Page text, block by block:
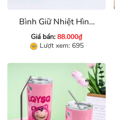
Bình Giữ Nhiệt Hình
Trụ Inox 304 ( 360ml,
600ml)
Giá bán: 88.000₫
Lượt xem: 695